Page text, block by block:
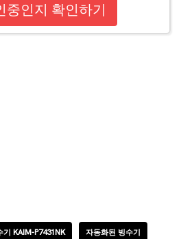
중인지 확인하기
기 KAIM-P7431NK 자동화된 빙수기